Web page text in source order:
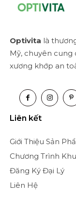
Optivita là
Mỹ, chuyên cung
xương khớp an
Liên kết
Giới Thiệu Sản
Chương Trình
Đăng Ký Đại Lý
Liên Hệ